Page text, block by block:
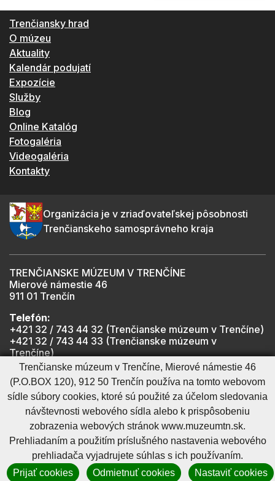
Trenčiansky hrad
O múzeu
Aktuality
Kalendár podujatí
Expozície
Služby
Blog
Online Katalóg
Fotogaléria
Videogaléria
Kontakty
Organizácia je v zriaďovateľskej pôsobnosti
Trenčianskeho samosprávneho kraja
TRENČIANSKE MÚZEUM V TRENČÍNE
Mierové námestie 46
911 01 Trenčín
Telefón:
+421 32 / 743 44 32 (Trenčianske múzeum v Trenčíne)
+421 32 / 743 44 33 (Trenčianske múzeum v
Trenčíne)
+421 901 918 825 (Trenčiansky hrad - informátor -
počas otváracích hodín hradu)
Mapa stránkyRSSCookies nastavenieOchrana osobných údajov
Cookies - viac informáciíVyhlásenie o prístupnosti
Technický prevádzkovateľSprávca obsahu
GenerujeCMS BUXUS
Trenčianske múzeum v Trenčíne, Mierové námestie 46
(P.O.BOX 120), 912 50 Trenčín používa na tomto webovom
sídle súbory cookies, ktoré sú použité za účelom sledovania
návštevnosti webového sídla alebo k prispôsobeniu
zobrazenia webových stránok www.muzeumtn.sk.
Prehliadaním a použitím príslušného nastavenia webového
prehliadača vyjadrujete súhlas s ich používaním.
Prijať cookies
Odmietnuť cookies Nastaviť cookies